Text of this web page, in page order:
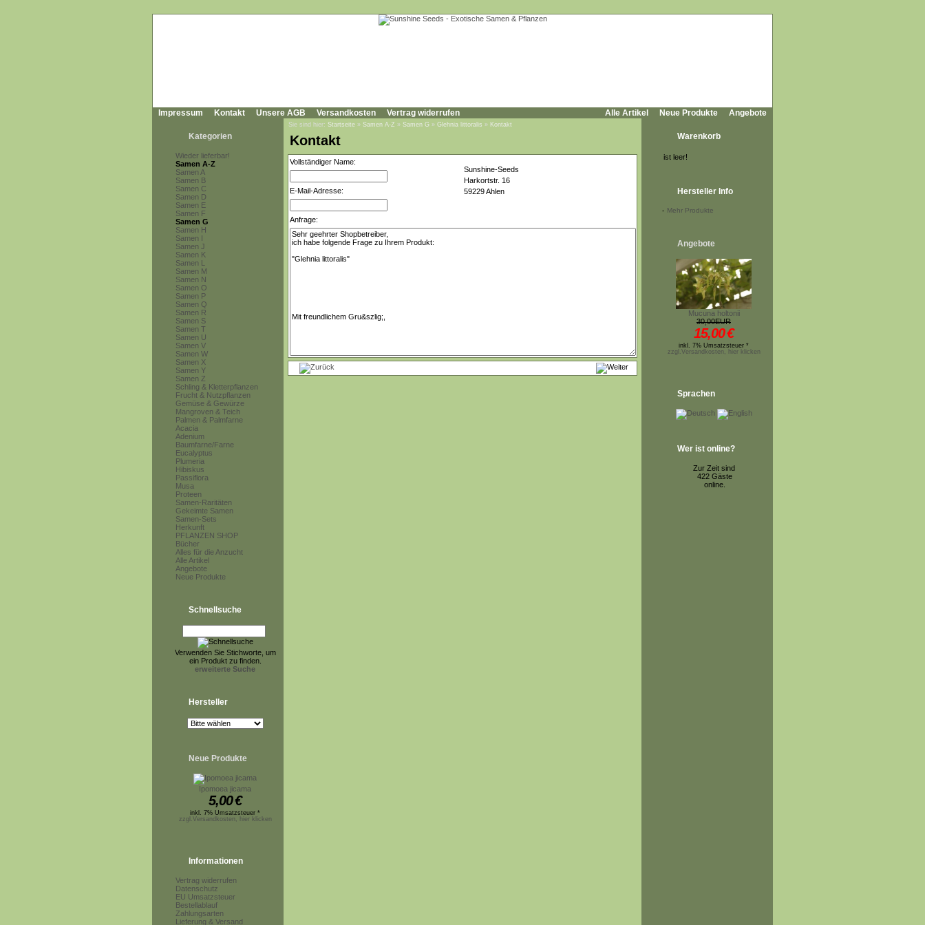
Impressum Kontakt Unsere AGB Versandkosten Vertrag widerrufen Alle Artikel Neue Produkte Angebote
Kategorien
Wieder lieferbar!
Samen A-Z
Samen A
Samen B
Samen C
Samen D
Samen E
Samen F
Samen G
Samen H
Samen I
Samen J
Samen K
Samen L
Samen M
Samen N
Samen O
Samen P
Samen Q
Samen R
Samen S
Samen T
Samen U
Samen V
Samen W
Samen X
Samen Y
Samen Z
Schling & Kletterpflanzen
Frucht & Nutzpflanzen
Gemüse & Gewürze
Mangroven & Teich
Palmen & Palmfarne
Acacia
Adenium
Baumfarne/Farne
Eucalyptus
Plumeria
Hibiskus
Passiflora
Musa
Proteen
Samen-Raritäten
Gekeimte Samen
Samen-Sets
Herkunft
PFLANZEN SHOP
Bücher
Alles für die Anzucht
Alle Artikel
Angebote
Neue Produkte
Schnellsuche
Verwenden Sie Stichworte, um
ein Produkt zu finden.
erweiterte Suche
Hersteller
Neue Produkte
Ipomoea jicama
5,00€
inkl. 7% Umsatzsteuer *
zzgl.Versandkosten, hier klicken
Informationen
Vertrag widerrufen
Datenschutz
EU Umsatzsteuer
Bestellablauf
Zahlungsarten
Lieferung & Versand
Sie sind hier: Startseite » Samen A-Z » Samen G » Glehnia littoralis » Kontakt
Kontakt
Vollständiger Name:
Sunshine-Seeds
Harkortstr. 16
59229 Ahlen
E-Mail-Adresse:
Anfrage:
Warenkorb
ist leer!
Hersteller Info
- Mehr Produkte
Angebote
Mucuna holtonii
30,00EUR
15,00€
inkl. 7% Umsatzsteuer *
zzgl.Versandkosten, hier klicken
Sprachen
Wer ist online?
Zur Zeit sind
422 Gäste
online.